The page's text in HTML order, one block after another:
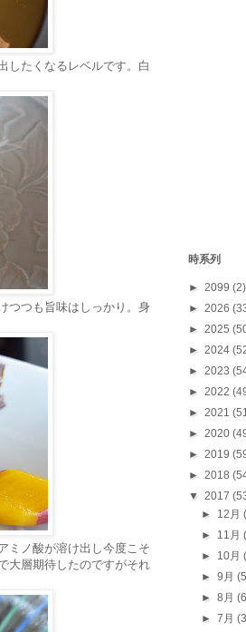
したくなるレベルです。白
つつも旨味はしっかり。身
ミノ酸が溶け出し今度こそ
大層期待したのですがそれ
時系列
► 2099 (2)
► 2026
► 2025
► 2024
► 2023
► 2022
► 2021
► 2020
► 2019
► 2018
▼ 2017
► 12月
► 11月
► 10月
►9月
►8月
►7月